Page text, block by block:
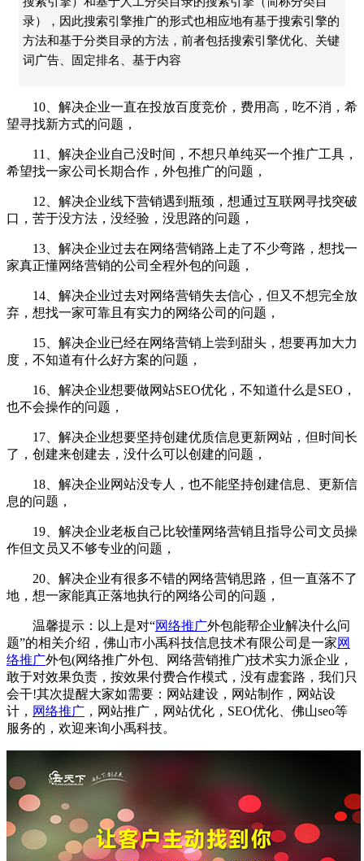
录），因此搜索引擎推广的形式也相应地有基于搜索引擎的
方法和基于分类目录的方法，前者包括搜索引擎优化、关键
词广告、固定排名、基于内容
10、解决企业一直在投放百度竞价，费用高，吃不消，希
望寻找新方式的问题，
11、解决企业自己没时间，不想只单纯买一个推广工具，
希望找一家公司长期合作，外包推广的问题，
12、解决企业线下营销遇到瓶颈，想通过互联网寻找突破
口，苦于没方法，没经验，没思路的问题，
13、解决企业过去在网络营销路上走了不少弯路，想找一
家真正懂网络营销的公司全程外包的问题，
14、解决企业过去对网络营销失去信心，但又不想完全放
弃，想找一家可靠且有实力的网络公司的问题，
15、解决企业已经在网络营销上尝到甜头，想要再加大力
度，不知道有什么好方案的问题，
16、解决企业想要做网站SEO优化，不知道什么是SEO，
也不会操作的问题，
17、解决企业想要坚持创建优质信息更新网站，但时间长
了，创建来创建去，没什么可以创建的问题，
18、解决企业网站没专人，也不能坚持创建信息、更新信
息的问题，
19、解决企业老板自己比较懂网络营销且指导公司文员操
作但文员又不够专业的问题，
20、解决企业有很多不错的网络营销思路，但一直落不了
地，想一家能真正落地执行的网络公司的问题，
温馨提示：以上是对“网络推广外包能帮企业解决什么问
题”的相关介绍，佛山市小禹科技信息技术有限公司是一家网
络推广外包(网络推广外包、网络营销推广)技术实力派企业，
敢于对效果负责，按效果付费合作模式，没有虚套路，我们只
会干!其次提醒大家如需要：网站建设，网站制作，网站设
计， 网络推广 ，网站推广，网站优化，SEO优化、佛山seo等
服务的，欢迎来询小禹科技。